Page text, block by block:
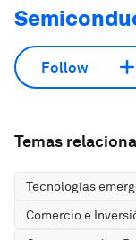
Follow
Temas
Tecnologías
Comercio e